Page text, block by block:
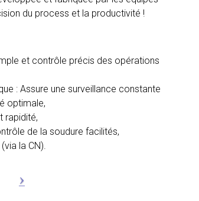
du process et la productivité !
et contrôle précis des opérations
: Assure une surveillance constante
optimale,
rapidité,
de la soudure facilités,
la CN).